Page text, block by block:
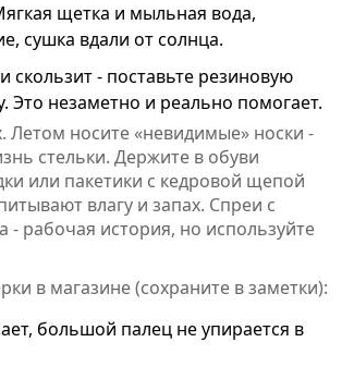
щетка и мыльная вода,
сушка вдали от солнца.
скользит - поставьте резиновую
Это незаметно и реально помогает.
Летом носите «невидимые» носки -
стельки. Держите в обуви
или пакетики с кедровой щепой
влагу и запах. Спреи с
- рабочая история, но используйте
в магазине (сохраните в заметки):
большой палец не упирается в